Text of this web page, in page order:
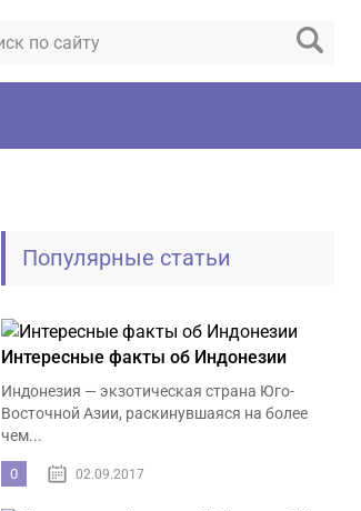
Популярные статьи
Интересные факты об Индонезии
Индонезия — экзотическая страна Юго-
Восточной Азии, раскинувшаяся на более
чем...
0 02.09.2017